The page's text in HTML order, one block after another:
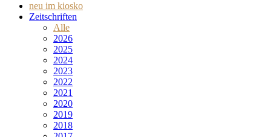
neu im kiosko
Zeitschriften
Alle
2026
2025
2024
2023
2022
2021
2020
2019
2018